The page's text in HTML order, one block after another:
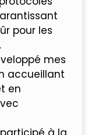
pour les
mes
accueillant
en